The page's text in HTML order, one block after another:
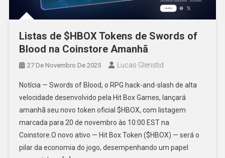
Listas de $HBOX Tokens de Swords of
Blood na Coinstore Amanhã
27 De Novembro De 2025 Lucas Glenstid
Notícia — Swords of Blood, o RPG hack-and-slash de alta
velocidade desenvolvido pela Hit Box Games, lançará
amanhã seu novo token oficial $HBOX, com listagem
marcada para 20 de novembro às 10:00 EST na
Coinstore.O novo ativo — Hit Box Token ($HBOX) — será o
pilar da economia do jogo, desempenhando um papel